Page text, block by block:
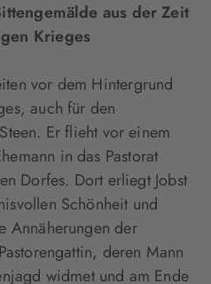
aus der Zeit
Krieges
vor dem Hintergrund
auch für den
Er flieht vor einem
in das Pastorat
Dorfes. Dort erliegt Jobst
Schönheit und
Annäherungen der
deren Mann
widmet und am Ende